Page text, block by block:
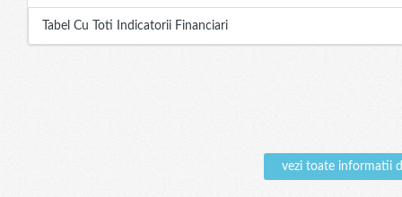
Tabel Cu Toti Indicatorii Financiari
vezi toate informatii